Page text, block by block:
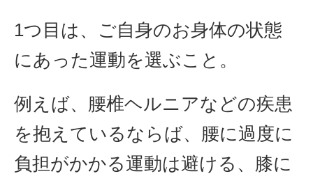
1つ目は、ご自身のお身体の状態
にあった運動を選ぶこと。
例えば、腰椎ヘルニアなどの疾患
を抱えているならば、腰に過度に
負担がかかる運動は避ける、膝に